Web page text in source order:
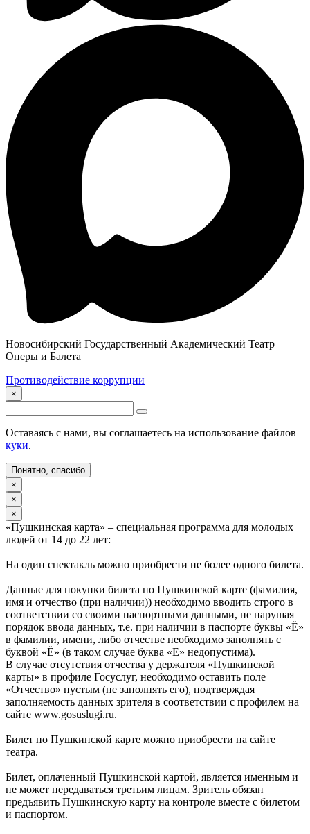
Новосибирский Государственный Академический Театр
Оперы и Балета
Противодействие коррупции
×
Оставаясь с нами, вы соглашаетесь на использование файлов
куки.
Понятно, спасибо
×
×
×
«Пушкинская карта» – специальная программа для молодых
людей от 14 до 22 лет:
На один спектакль можно приобрести не более одного билета.
Данные для покупки билета по Пушкинской карте (фамилия,
имя и отчество (при наличии)) необходимо вводить строго в
соответствии со своими паспортными данными, не нарушая
порядок ввода данных, т.е. при наличии в паспорте буквы «Ё»
в фамилии, имени, либо отчестве необходимо заполнять с
буквой «Ё» (в таком случае буква «Е» недопустима).
В случае отсутствия отчества у держателя «Пушкинской
карты» в профиле Госуслуг, необходимо оставить поле
«Отчество» пустым (не заполнять его), подтверждая
заполняемость данных зрителя в соответствии с профилем на
сайте www.gosuslugi.ru.
Билет по Пушкинской карте можно приобрести на сайте
театра.
Билет, оплаченный Пушкинской картой, является именным и
не может передаваться третьим лицам. Зритель обязан
предъявить Пушкинскую карту на контроле вместе с билетом
и паспортом.